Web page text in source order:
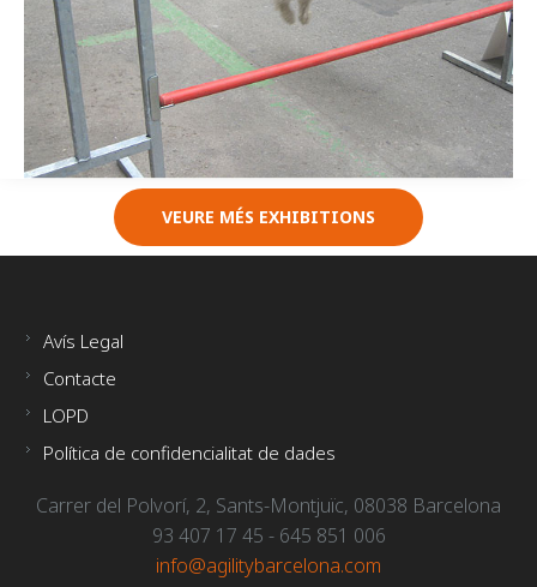
VEURE MÉS EXHIBITIONS
Avís Legal
Contacte
LOPD
Política de confidencialitat de dades
Carrer del Polvorí, 2, Sants-Montjuïc, 08038 Barcelona
93 407 17 45 - 645 851 006
info@agilitybarcelona.com